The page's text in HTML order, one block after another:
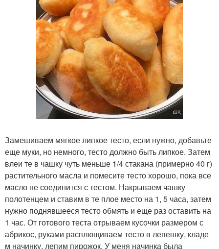
Замешиваем мягкое липкое тесто, если нужно, добавьте
еще муки, но немного, тесто должно быть липкое. Затем
влеи те в чашку чуть меньше 1/4 стакана (примерно 40 г)
растительного масла и помесите тесто хорошо, пока все
масло не соединится с тестом. Накрываем чашку
полотенцем и ставим в те плое место на 1, 5 часа, затем
нужно поднявшееся тесто обмять и еще раз оставить на
1 час. От готового теста отрываем кусочки размером с
абрикос, руками расплющиваем тесто в лепешку, кладе
м начинку, лепим пирожок. У меня начинка была